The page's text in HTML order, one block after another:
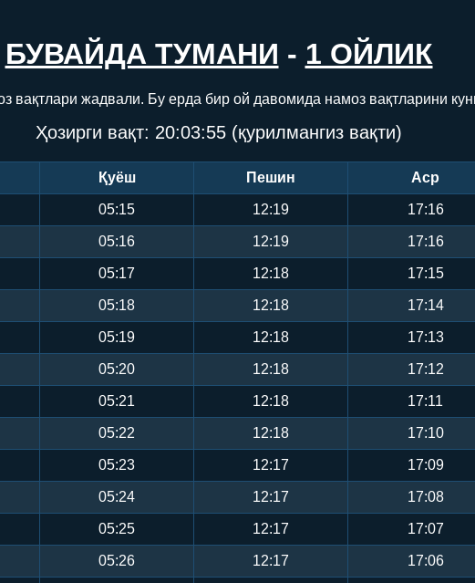
БУВАЙДА ТУМАНИ - 1 ОЙЛИК
вақтлари жадвали. Бу ерда бир ой давомида намоз вақтларини
Ҳозирги вақт: 20:03:56 (қурилмангиз вақти)
Қуёш Пешин Аср
05:15 12:19 17:16
05:16 12:19 17:16
05:17 12:18 17:15
05:18 12:18 17:14
05:19 12:18 17:13
05:20 12:18 17:12
05:21 12:18 17:11
05:22 12:18 17:10
05:23 12:17 17:09
05:24 12:17 17:08
05:25 12:17 17:07
05:26 12:17 17:06